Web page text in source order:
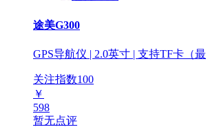
途美G300
GPS导航仪 | 2.0英寸 | 支持TF卡（
关注指数100
￥
598
暂无点评